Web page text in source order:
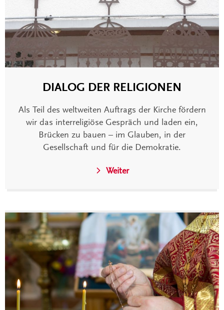
DIALOG DER RELIGIONEN
Als Teil des weltweiten Auftrags der Kirche fördern
wir das interreligiöse Gespräch und laden ein,
Brücken zu bauen – im Glauben, in der
Gesellschaft und für die Demokratie.
Weiter